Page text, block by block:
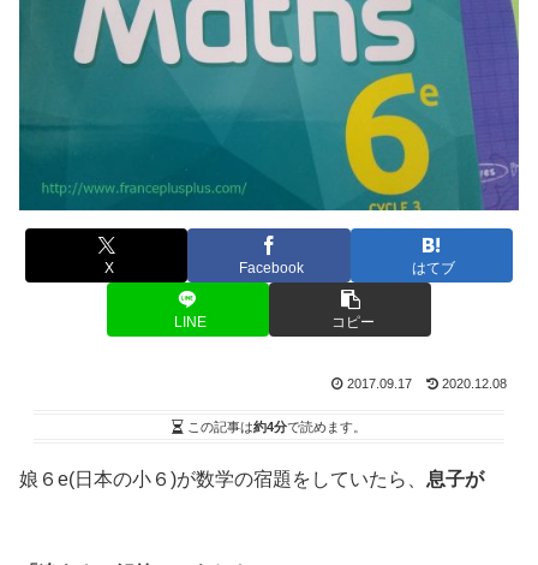
X Facebook はてブ
LINE コピー
2017.09.17 2020.12.08
この記事は約4分で読めます。
娘６e(日本の小６)が数学の宿題をしていたら、 息子が